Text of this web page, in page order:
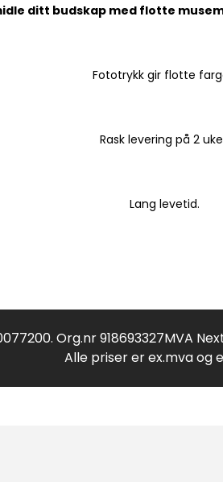
ditt budskap med flotte
Fototrykk gir flotte
Rask levering på 2
Lang levetid.
Org.nr 918693327MVA
Alle priser er ex.mva og